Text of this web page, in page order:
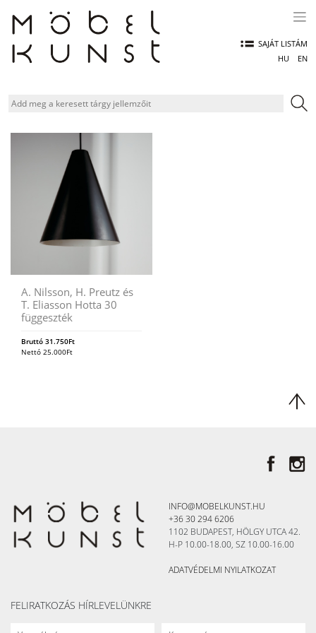
content
SAJÁT LISTÁM
HU
EN
A. Nilsson, H. Preutz és
T. Eliasson Hotta 30
függeszték
Bruttó 31.750Ft
Nettó 25.000Ft
INFO@MOBELKUNST.HU
+36 30 294 6206
1102 BUDAPEST, HÖLGY UTCA 42.
H-P 10.00-18.00, SZ 10.00-16.00
ADATVÉDELMI NYILATKOZAT
FELIRATKOZÁS HÍRLEVELÜNKRE